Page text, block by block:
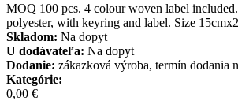
MOQ 100 pcs. 4 colour woven label
polyester, with keyring and label. Size
Skladom: Na dopyt
U dodávateľa: Na dopyt
Dodanie: zákazková výroba, termín dodania
Kategórie:
0,00 €